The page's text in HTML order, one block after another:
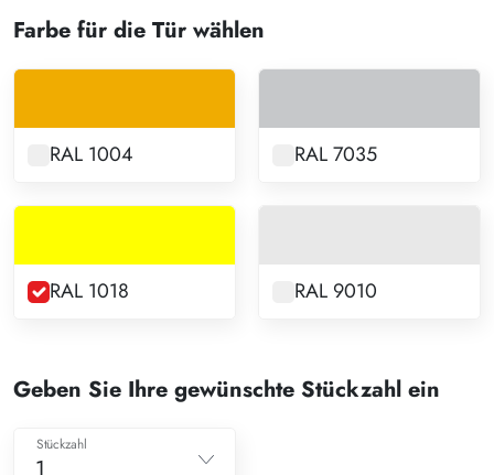
Farbe für die Tür wählen
RAL 1004 RAL 7035
RAL 1018 RAL 9010
Geben Sie Ihre gewünschte Stückzahl ein
Stückzahl